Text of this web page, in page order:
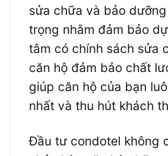
sửa chữa và bảo
trọng nhằm đảm bảo
tâm có chính sách sửa
căn hộ đảm bảo chất
giúp căn hộ của bạn
nhất và thu hút khách
Đầu tư condotel không